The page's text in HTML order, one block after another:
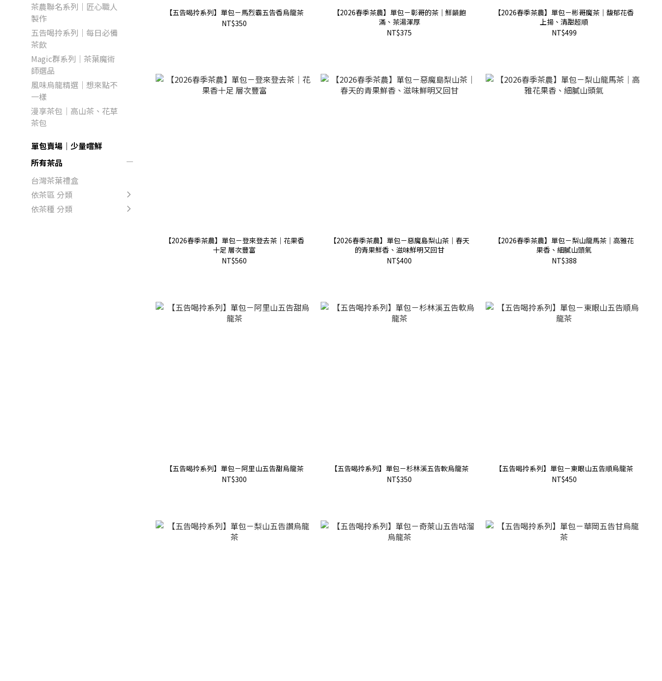
茶農聯名系列｜匠心職人
製作
五告喝拎系列｜每日必備
茶飲
Magic群系列｜茶葉魔術
師選品
風味烏龍精選｜想來點不
一樣
漫享茶包｜高山茶、花草
茶包
單包賣場｜少量嚐鮮
所有茶品
台灣茶葉禮盒
依茶區 分類
依茶種 分類
【五告喝拎系列】單包－馬烈霸五告香烏龍茶
NT$350
【2026春季茶農】單包－彰哥的茶｜鮮韻飽
滿、茶湯渾厚
NT$375
【2026春季茶農】單包－彬哥魔茶｜馥郁花香
上揚、清甜超順
NT$499
【2026春季茶農】單包－登來登去茶｜花果香
十足 層次豐富
NT$560
【2026春季茶農】單包－惡魔島梨山茶｜春天
的青果鮮香、滋味鮮明又回甘
NT$400
【2026春季茶農】單包－梨山龍馬茶｜高雅花
果香、細膩山頭氣
NT$388
【五告喝拎系列】單包－阿里山五告甜烏龍茶
NT$300
【五告喝拎系列】單包－杉林溪五告軟烏龍茶
NT$350
【五告喝拎系列】單包－東眼山五告順烏龍茶
NT$450